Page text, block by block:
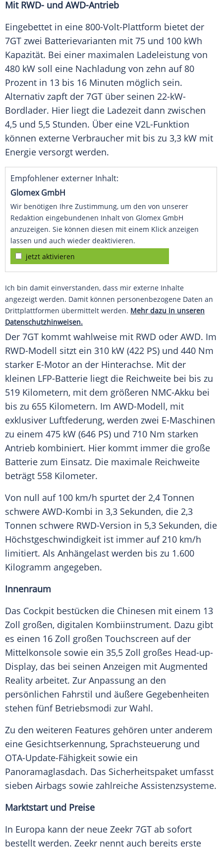
Mit RWD- und AWD-Antrieb
Eingebettet in eine 800-Volt-Plattform bietet der
7GT zwei Batterievarianten mit 75 und 100 kWh
Kapazität. Bei einer maximalen Ladeleistung von
480 kW soll eine Nachladung von zehn auf 80
Prozent in 13 bis 16 Minuten möglich sein.
Alternativ zapft der 7GT über seinen 22-kW-
Bordlader. Hier liegt die Ladezeit dann zwischen
4,5 und 5,5 Stunden. Über eine V2L-Funktion
können externe Verbraucher mit bis zu 3,3 kW mit
Energie versorgt werden.
Empfohlener externer Inhalt:
Glomex GmbH
Wir benötigen Ihre Zustimmung, um den von unserer
Redaktion eingebundenen Inhalt von Glomex GmbH
anzuzeigen. Sie können diesen mit einem Klick anzeigen
lassen und auch wieder deaktivieren.
jetzt aktivieren
Ich bin damit einverstanden, dass mir externe Inhalte
angezeigt werden. Damit können personenbezogene Daten an
Drittplattformen übermittelt werden. Mehr dazu in unseren
Datenschutzhinweisen.
Der 7GT kommt wahlweise mit RWD oder AWD. Im
RWD-Modell sitzt ein 310 kW (422 PS) und 440 Nm
starker E-Motor an der Hinterachse. Mit der
kleinen LFP-Batterie liegt die Reichweite bei bis zu
519 Kilometern, mit dem größeren NMC-Akku bei
bis zu 655 Kilometern. Im AWD-Modell, mit
exklusiver Luftfederung, werden zwei E-Maschinen
zu einem 475 kW (646 PS) und 710 Nm starken
Antrieb kombiniert. Hier kommt immer die große
Batterie zum Einsatz. Die maximale Reichweite
beträgt 558 Kilometer.
Von null auf 100 km/h spurtet der 2,4 Tonnen
schwere AWD-Kombi in 3,3 Sekunden, die 2,3
Tonnen schwere RWD-Version in 5,3 Sekunden, die
Höchstgeschwindigkeit ist immer auf 210 km/h
limitiert. Als Anhängelast werden bis zu 1.600
Kilogramm angegeben.
Innenraum
Das Cockpit bestücken die Chinesen mit einem 13
Zoll großen, digitalen Kombiinstrument. Dazu gibt
es einen 16 Zoll großen Touchscreen auf der
Mittelkonsole sowie ein 35,5 Zoll großes Head-up-
Display, das bei seinen Anzeigen mit Augmented
Reality arbeitet. Zur Anpassung an den
persönlichen Fahrstil und äußere Gegebenheiten
stehen fünf Betriebsmodi zur Wahl.
Zu den weiteren Features gehören unter anderem
eine Gesichtserkennung, Sprachsteuerung und
OTA-Update-Fähigkeit sowie ein
Panoramaglasdach. Das Sicherheitspaket umfasst
sieben Airbags sowie zahlreiche Assistenzsysteme.
Marktstart und Preise
In Europa kann der neue Zeekr 7GT ab sofort
bestellt werden. Zeekr nennt auch bereits erste